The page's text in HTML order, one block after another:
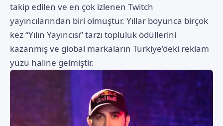
takip edilen ve en çok izlenen Twitch
yayıncılarından biri olmuştur. Yıllar boyunca birçok
kez “Yılın Yayıncısı” tarzı topluluk ödüllerini
kazanmış ve global markaların Türkiye’deki reklam
yüzü haline gelmiştir.